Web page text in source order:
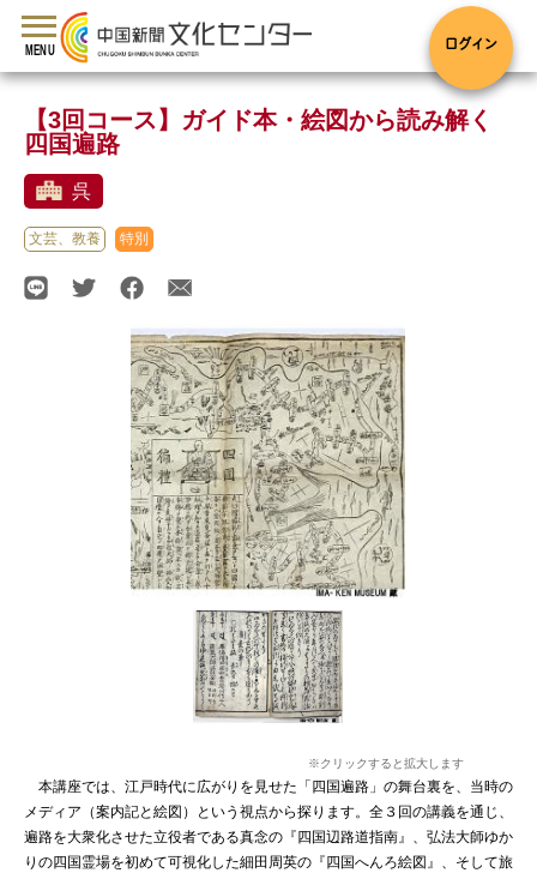
toggle
navigation
MENU ログイン
【3回コース】ガイド本・絵図から読み解く
四国遍路
呉
文芸、教養 特別
※クリックすると拡大します
本講座では、江戸時代に広がりを見せた「四国遍路」の舞台裏を、当時の
メディア（案内記と絵図）という視点から探ります。全３回の講義を通じ、
遍路を大衆化させた立役者である真念の『四国辺路道指南』、弘法大師ゆか
りの四国霊場を初めて可視化した細田周英の『四国へんろ絵図』、そして旅